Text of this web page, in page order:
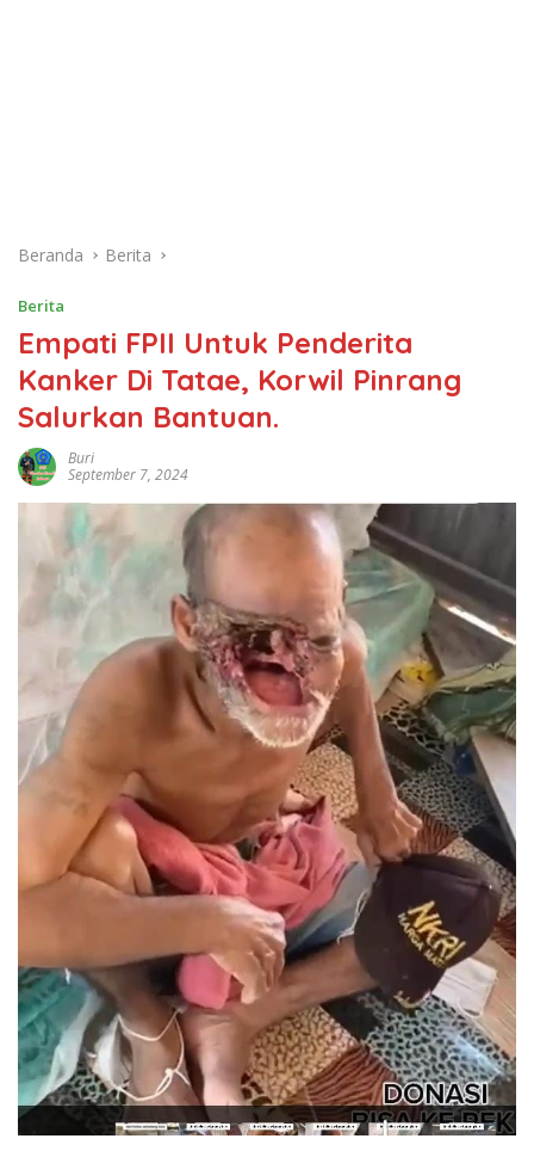
Beranda Berita
Berita
Empati FPII Untuk Penderita
Kanker Di Tatae, Korwil Pinrang
Salurkan Bantuan.
Buri
September 7, 2024